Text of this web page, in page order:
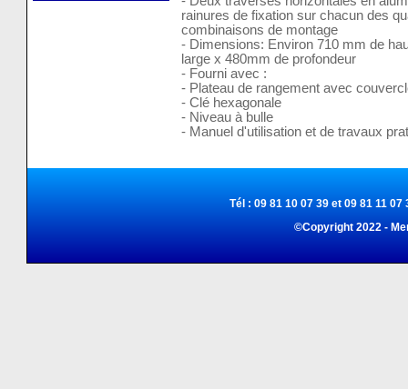
rainures de fixation sur chacun des
combinaisons de montage
- Dimensions: Environ 710 mm de
large x 480mm de profondeur
- Fourni avec :
- Plateau de rangement avec
- Clé hexagonale
- Niveau à bulle
- Manuel d'utilisation et de travaux
Tél : 09 81 10 07 39 et 09 81 11
©Copyright 2022 -